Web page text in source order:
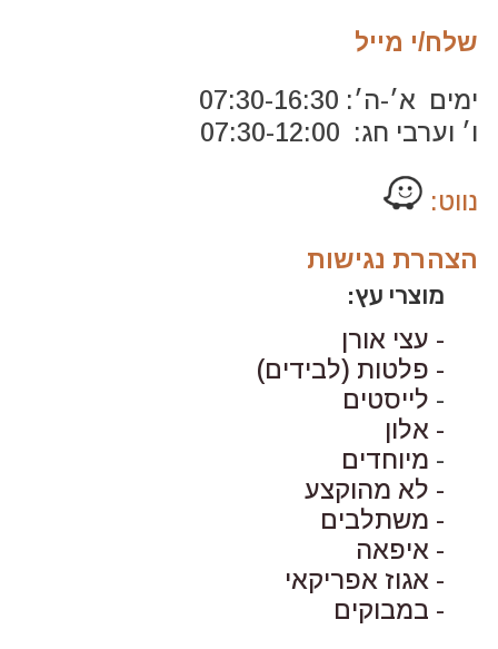
שלח/י מייל
ימים א׳-ה׳: 07:30-16:30
ו׳ וערבי חג: 07:30-12:00
נווט:
הצהרת נגישות
מוצרי עץ:
- עצי אורן
- פלטות (לבידים)
- לייסטים
- אלון
- מיוחדים
- לא מהוקצע
- משתלבים
- איפאה
- אגוז אפריקאי
- במבוקים